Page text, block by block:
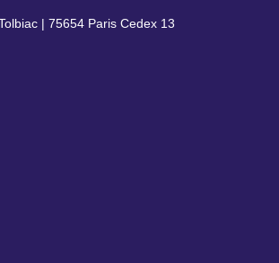
| 75654 Paris Cedex 13